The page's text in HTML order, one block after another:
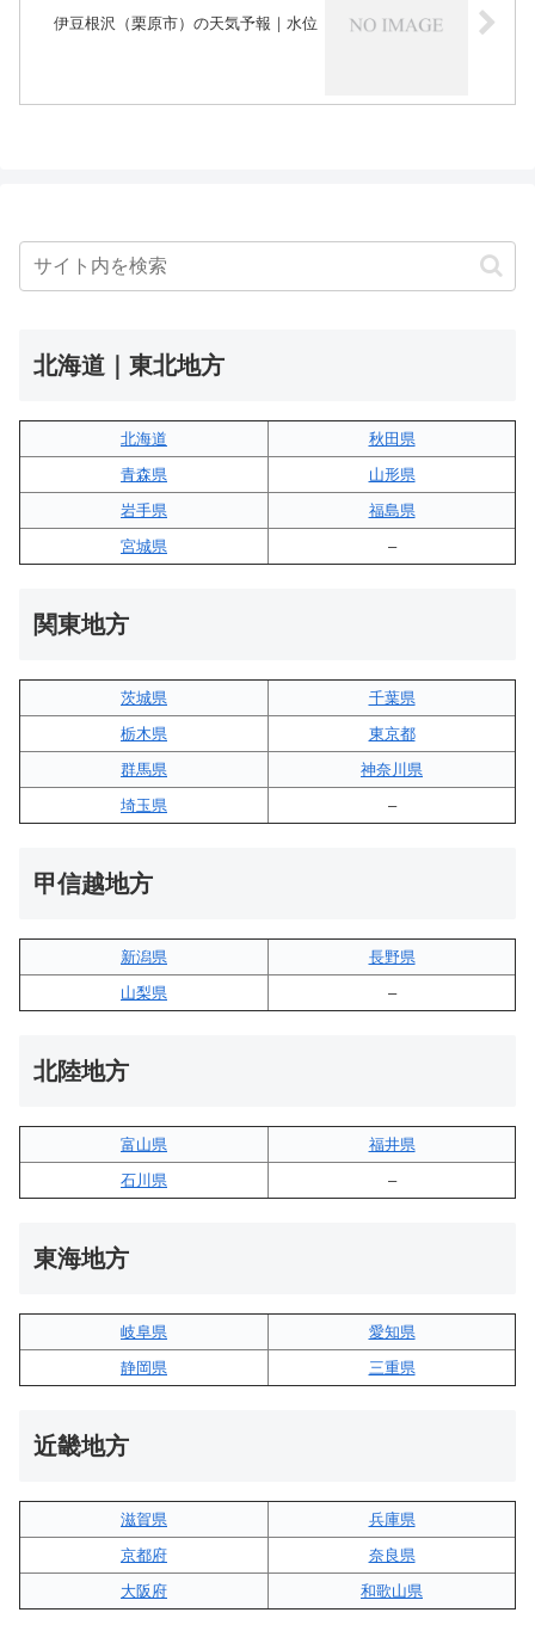
伊豆根沢（栗原市）の天気予報｜水位
北海道｜東北地方
北海道
秋田県
青森県
山形県
岩手県
福島県
宮城県
–
関東地方
茨城県
千葉県
栃木県
東京都
群馬県
神奈川県
埼玉県
–
甲信越地方
新潟県
長野県
山梨県
–
北陸地方
富山県
福井県
石川県
–
東海地方
岐阜県
愛知県
静岡県
三重県
近畿地方
滋賀県
兵庫県
京都府
奈良県
大阪府
和歌山県